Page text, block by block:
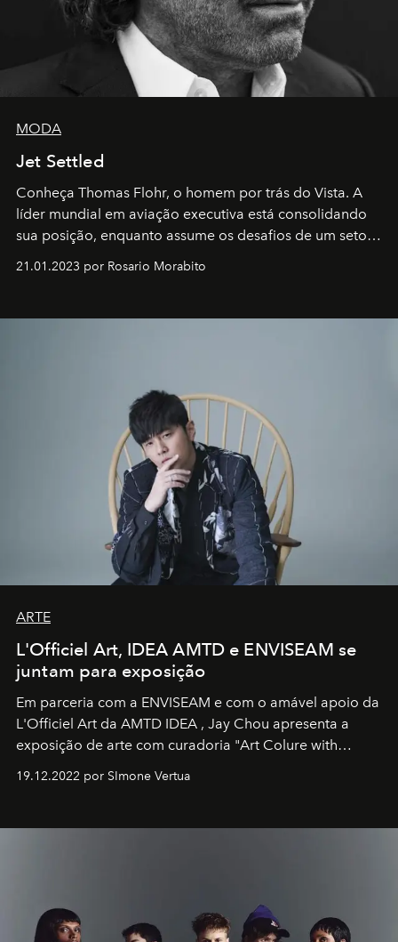
MODA
Jet Settled
Conheça Thomas Flohr, o homem por trás do Vista. A
líder mundial em aviação executiva está consolidando
sua posição, enquanto assume os desafios de um setor
em rápida evolução e redefinindo o conceito de luxo
21.01.2023 por Rosario Morabito
ARTE
L'Officiel Art, IDEA AMTD e ENVISEAM se
juntam para exposição
Em parceria com a ENVISEAM e com o amável apoio da
L'Officiel Art da AMTD IDEA , Jay Chou apresenta a
exposição de arte com curadoria "Art Colure with
19.12.2022 por SImone Vertua